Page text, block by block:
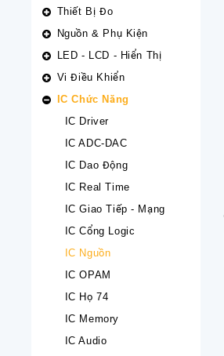
Thiết Bị Đo
Nguồn & Phụ Kiện
LED - LCD - Hiển Thị
Vi Điều Khiển
IC Chức Năng
IC Driver
IC ADC-DAC
IC Dao Động
IC Real Time
IC Giao Tiếp - Mạng
IC Cổng Logic
IC Nguồn
IC OPAM
IC Họ 74
IC Memory
IC Audio